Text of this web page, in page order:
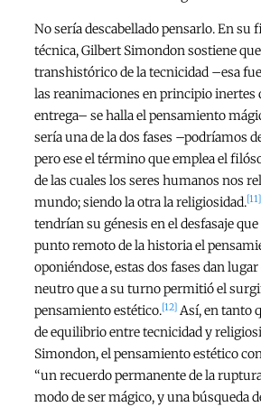
No sería descabellado pensarlo. En su
técnica, Gilbert Simondon sostiene
transhistórico de la tecnicidad –esa
las reanimaciones en principio inertes
entrega– se halla el pensamiento
sería una de la dos fases –podríamos
pero ese el término que emplea el
de las cuales los seres humanos nos
mundo; siendo la otra la religiosidad.[11]
tendrían su génesis en el desfasaje
punto remoto de la historia el
oponiéndose, estas dos fases dan
neutro que a su turno permitió el
pensamiento estético.[12] Así, en tanto
de equilibrio entre tecnicidad y
Simondon, el pensamiento estético
“un recuerdo permanente de la
modo de ser mágico, y una búsqueda